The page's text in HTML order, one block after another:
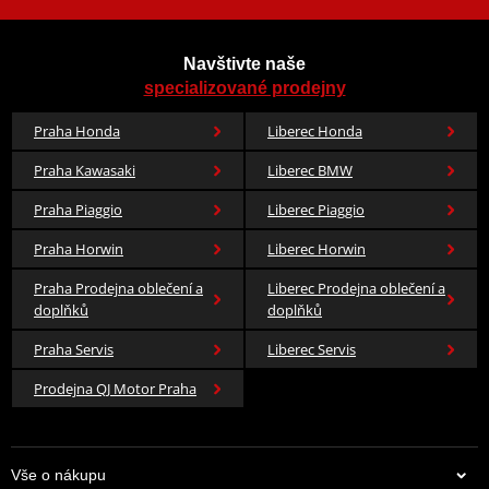
Elastické pásky přes hřbet
ruky a na zápěstí se
postarají o to, aby návlek
nikde neodstával a voda
nezatékala dovnitř.
tašce
uložíte pod sedlo nebo do
kapsy bundy, kde budou
připraveny pro případ náhlé
přeháňky.
📐 Materiálové složení:
Vnější vrstva je tvořena
laminovaným
polyvinylchloridem pro
maximální životnost.
Tabulka velikostí
Jak se změřit
Co když mi to nebude
Navštivte naše
specializované prodejny
Praha Honda
Liberec Honda
Praha Kawasaki
Liberec BMW
Praha Piaggio
Liberec Piaggio
Praha Horwin
Liberec Horwin
Praha Prodejna oblečení a
doplňků
Liberec Prodejna oblečení a
doplňků
Praha Servis
Liberec Servis
Prodejna QJ Motor Praha
Vše o nákupu